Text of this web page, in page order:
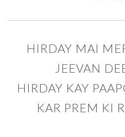
HIRDAY MAI
JEEVAN
HIRDAY KAY
KAR PREM KI